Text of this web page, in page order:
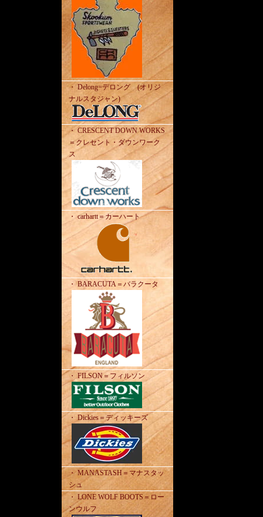
・ Delong=デロング (オリジ
ナルスタジャン)
・ CRESCENT DOWN WORKS
＝クレセント・ダウンワーク
ス
・ carhartt＝カーハート
・ BARACUTA＝バラクータ
・ FILSON＝フィルソン
・ Dickies＝ディッキーズ
・ MANASTASH＝マナスタッ
シュ
・ LONE WOLF BOOTS＝ロー
ンウルフ